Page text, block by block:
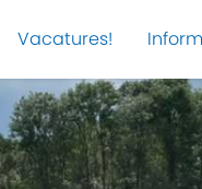
Vacatures!